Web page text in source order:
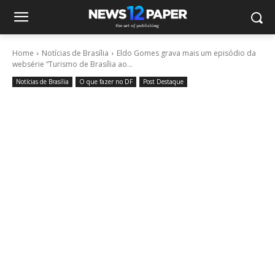
Home Notícias de Brasília
Eldo Gomes grava mais um episódio da
websérie “Turismo de Brasília ao...
Notícias de Brasília O que fazer no DF Post Destaque